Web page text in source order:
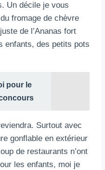
Un décile je vous
fromage de chèvre
de l’Ananas fort
enfants, des petits pots
pour le
Surtout avec
gonflable en extérieur
de restaurants n’ont
les enfants, moi je